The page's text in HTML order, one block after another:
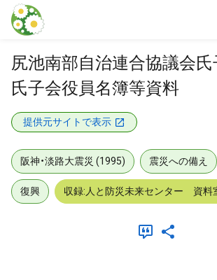
本文に飛ぶ
尻池南部自治連合協議会
氏子会役員名簿等資料
提供元サイトで表示
阪神・淡路大震災 (1995) 震災への備え
復興 収録:人と防災未来センター 資料